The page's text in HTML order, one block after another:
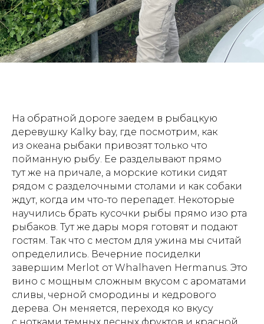
На обратной дороге заедем в рыбацкую
деревушку Kalky bay, где посмотрим, как
из океана рыбаки привозят только что
пойманную рыбу. Ее разделывают прямо
тут же на причале, а морские котики сидят
рядом с разделочными столами и как собаки
ждут, когда им что-то перепадет. Некоторые
научились брать кусочки рыбы прямо изо рта
рыбаков. Тут же дары моря готовят и подают
гостям. Так что с местом для ужина мы считай
определились. Вечерние посиделки
завершим Merlot от Whalhaven Hermanus. Это
вино с мощным сложным вкусом с ароматами
сливы, черной смородины и кедрового
дерева. Он меняется, переходя ко вкусу